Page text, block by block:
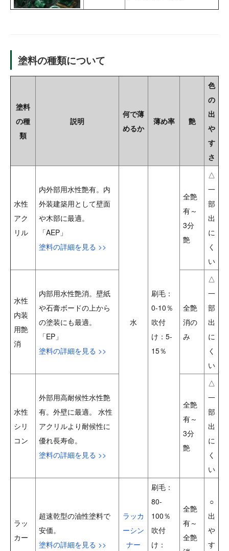
塗料の種類について
塗料
の種
類
説明
何で薄
めるか
薄め率 艶
色
の
出
や
す
さ
水性
アク
リル
内外部用水性艶有。内
外装建築用として壁面
や木部に最適。
「AEP」
塗料の詳細を見る >>
水
刷毛：
0-10％
吹付
け：5-
15％
全艶
有～
3分
艶
△
一
部
出
に
く
い
水性
内装
用艶
消
内部用水性艶消。壁紙
や石膏ボードの上から
の塗装にも最適。
「EP」
塗料の詳細を見る >>
全艶
消の
み
△
一
部
出
に
く
い
水性
シリ
コン
外部用高耐候性水性艶
有。外壁に最適。 水性
アクリルより耐候性に
優れ長寿命。
塗料の詳細を見る >>
全艶
有～
3分
艶
△
一
部
出
に
く
い
ラッ
カー
超速乾型の油性塗料で
安価。
塗料の詳細を見る >>
ラッカ
ーシン
ナー
刷毛：
80-
100％
吹付
け：
全艶
有～
全艶
○
出
や
す